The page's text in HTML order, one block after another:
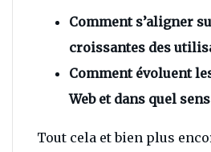
Comment s’aligner
croissantes des
Comment évoluent
Web et dans quel
Tout cela et bien plus